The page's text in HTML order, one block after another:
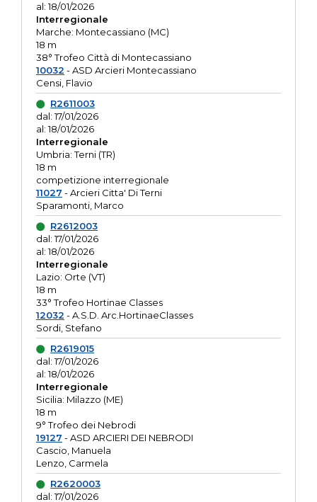
al: 18/01/2026
Interregionale
Marche: Montecassiano (MC)
18 m
38° Trofeo Città di Montecassiano
10032 - ASD Arcieri Montecassiano
Censi, Flavio
R2611003
dal: 17/01/2026
al: 18/01/2026
Interregionale
Umbria: Terni (TR)
18 m
competizione interregionale
11027 - Arcieri Citta' Di Terni
Sparamonti, Marco
R2612003
dal: 17/01/2026
al: 18/01/2026
Interregionale
Lazio: Orte (VT)
18 m
33° Trofeo Hortinae Classes
12032 - A.S.D. Arc.HortinaeClasses
Sordi, Stefano
R2619015
dal: 17/01/2026
al: 18/01/2026
Interregionale
Sicilia: Milazzo (ME)
18 m
9° Trofeo dei Nebrodi
19127 - ASD ARCIERI DEI NEBRODI
Cascio, Manuela
Lenzo, Carmela
R2620003
dal: 17/01/2026